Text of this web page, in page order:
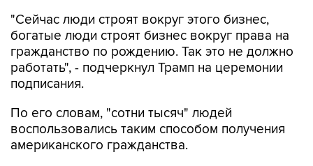
"Сейчас люди строят вокруг этого бизнес,
богатые люди строят бизнес вокруг права на
гражданство по рождению. Так это не должно
работать", - подчеркнул Трамп на церемонии
подписания.
По его словам, "сотни тысяч" людей
воспользовались таким способом получения
американского гражданства.